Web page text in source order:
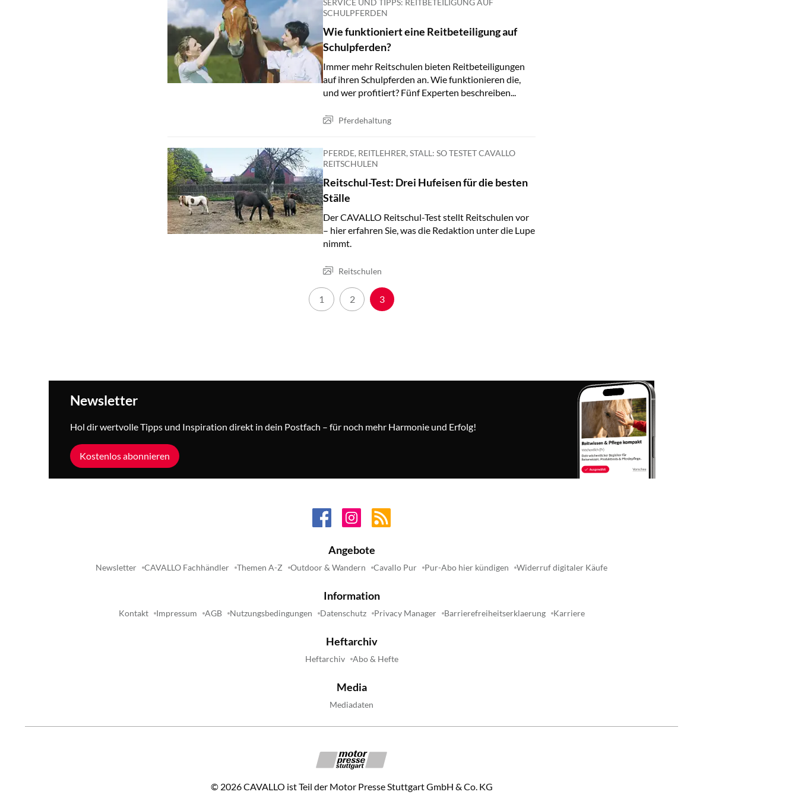
SERVICE UND TIPPS: REITBETEILIGUNG AUF
SCHULPFERDEN
Wie funktioniert eine Reitbeteiligung auf
Schulpferden?
Immer mehr Reitschulen bieten Reitbeteiligungen
auf ihren Schulpferden an. Wie funktionieren die,
und wer profitiert? Fünf Experten beschreiben...
Pferdehaltung
PFERDE, REITLEHRER, STALL: SO TESTET CAVALLO
REITSCHULEN
Reitschul-Test: Drei Hufeisen für die besten
Ställe
Der CAVALLO Reitschul-Test stellt Reitschulen vor
– hier erfahren Sie, was die Redaktion unter die Lupe
nimmt.
Reitschulen
1 2 3
Newsletter
Hol dir wertvolle Tipps und Inspiration direkt in dein Postfach – für noch mehr Harmonie und Erfolg!
Kostenlos abonnieren
Angebote
Newsletter CAVALLO Fachhändler Themen A-Z Outdoor & Wandern Cavallo Pur Pur-Abo hier kündigen Widerruf digitaler Käufe
Information
Kontakt Impressum AGB Nutzungsbedingungen Datenschutz Privacy Manager Barrierefreiheitserklaerung Karriere
Heftarchiv
Heftarchiv Abo & Hefte
Media
Mediadaten
© 2026CAVALLO ist Teil der Motor Presse Stuttgart GmbH & Co. KG